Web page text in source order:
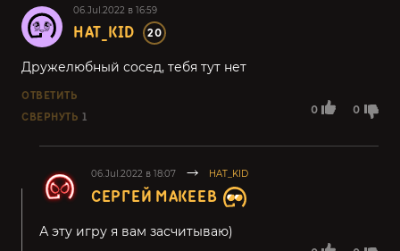
06.Jul.2022 в 16:59
HAT_KID 20
0 0
Дружелюбный сосед, тебя тут нет
ОТВЕТИТЬ
СВЕРНУТЬ 1
06.Jul.2022 в 18:07 HAT_KID
СЕРГЕЙ МАКЕЕВ
А эту игру я вам засчитываю)